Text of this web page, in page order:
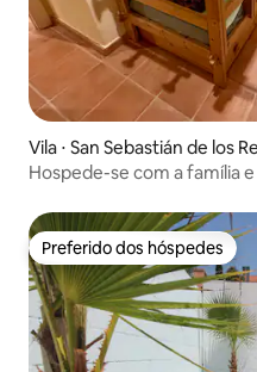
Vila ⋅ San Sebastián de los
Hospede-se com a família
Preferido dos hóspedes
Preferido dos hóspedes